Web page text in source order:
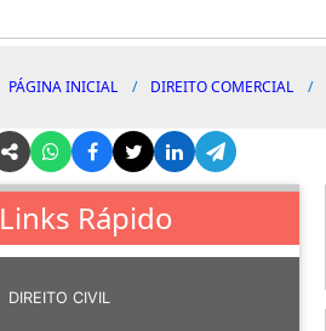
PÁGINA INICIAL DIREITO COMERCIAL
Links Rápido
DIREITO CIVIL